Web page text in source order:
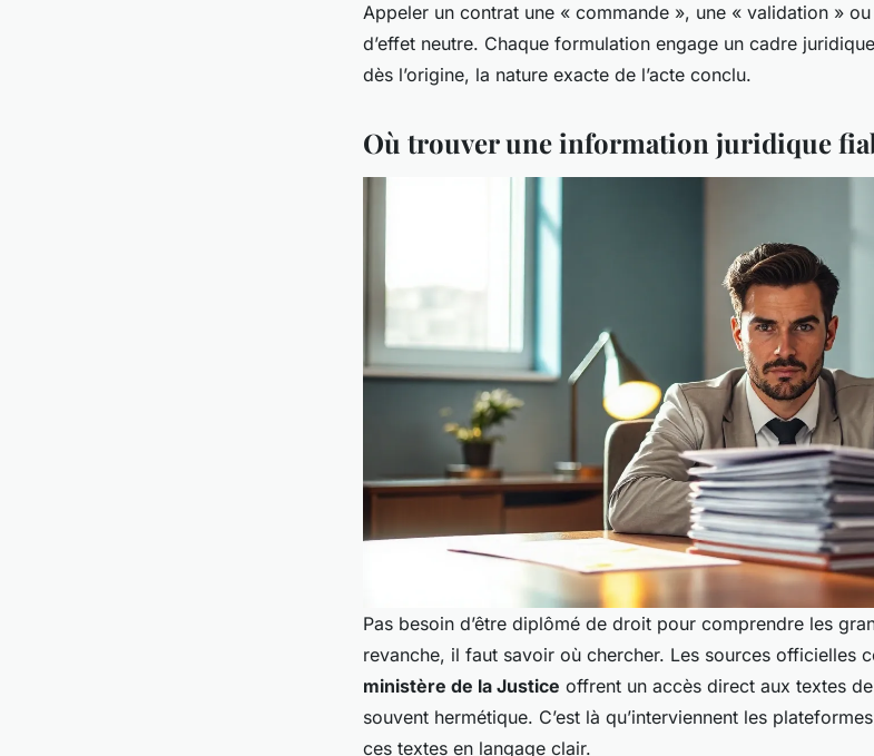
Appeler un contrat une « commande », une « validation »
d’effet neutre. Chaque formulation engage un cadre
dès l’origine, la nature exacte de l’acte conclu.
Où trouver une information juridique
Pas besoin d’être diplômé de droit pour comprendre les
revanche, il faut savoir où chercher. Les sources officielles
ministère de la Justice offrent un accès direct aux textes
souvent hermétique. C’est là qu’interviennent les
ces textes en langage clair.